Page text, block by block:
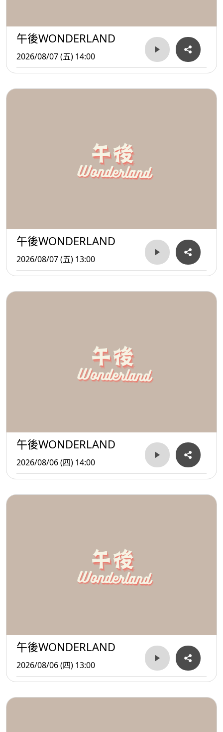
午後WONDERLAND
2026/08/07 (五) 14:00
午後WONDERLAND
2026/08/07 (五) 13:00
午後WONDERLAND
2026/08/06 (四) 14:00
午後WONDERLAND
2026/08/06 (四) 13:00